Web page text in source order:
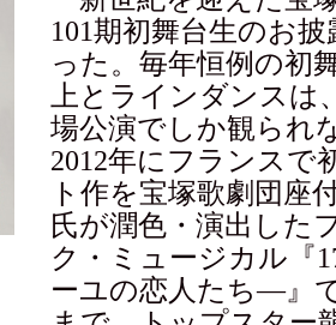
101期初舞台生のお
った。毎年恒例の初
上とラインダンスは
場公演でしか観られ
2012年にフランスで
ト作を宝塚歌劇団座
氏が潤色・演出した
ク・ミュージカル『
ーユの恋人たち―』